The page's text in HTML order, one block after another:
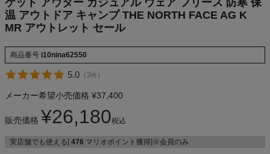
NIKE
CHUMS
HOKA
もっと見る
ケット アウター カジュアル ウェア フリース 防寒 保
温 アウトドア キャンプ THE NORTH FACE AG K
MR アウトレット セール
商品番号 i10nina62550
5.0 （ 3件 ）
メーカー希望小売価格 ¥37,400
販売価格 ¥26,180税込
実店舗でも使える[ 476 マリオポイント獲得]※会員のみ